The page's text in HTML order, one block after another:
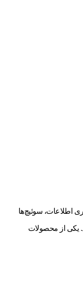
در دنیای فناوری اطلاعات، سوئیچ‌ها
یکی از محصولات